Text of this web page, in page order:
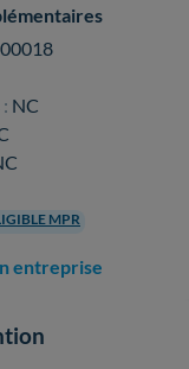
NC
MPR
entreprise